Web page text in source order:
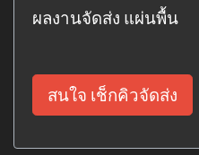
ผลงานจัดส่ง แผ่นพื้น
สนใจ เช็กคิวจัดส่ง